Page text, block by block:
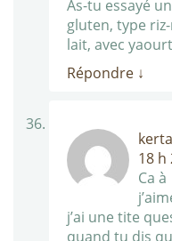
As-tu essayé
gluten, type
lait, avec
Répondre ↓
kerta
18 h
Ca
j’ai une tite
quand tu dis